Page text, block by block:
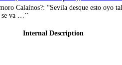
Calaínos?: “Sevila desque esto
va …’’
Internal Description